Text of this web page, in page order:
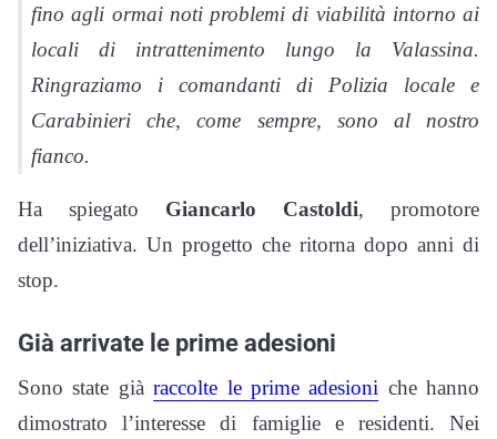
fino agli ormai noti problemi di viabilità intorno ai
locali di intrattenimento lungo la Valassina.
Ringraziamo i comandanti di Polizia locale e
Carabinieri che, come sempre, sono al nostro
fianco.
Ha spiegato Giancarlo Castoldi, promotore
dell’iniziativa. Un progetto che ritorna dopo anni di
stop.
Già arrivate le prime adesioni
Sono state giàraccolte le prime adesioni che hanno
dimostrato l’interesse di famiglie e residenti. Nei